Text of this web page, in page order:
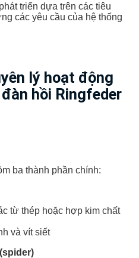
triển dựa trên các tiêu
các yêu cầu của hệ thống
lý hoạt động
hồi Ringfeder
ba thành phần chính:
từ thép hoặc hợp kim chất
và vít siết